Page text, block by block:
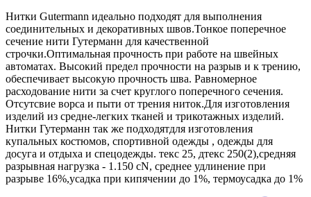
Нитки Gutermann идеально подходят для выполнения
соединительных и декоративных швов.Тонкое поперечное
сечение нити Гутерманн для качественной
строчки.Оптимальная прочность при работе на швейных
автоматах. Высокий предел прочности на разрыв и к трению,
обеспечивает высокую прочность шва. Равномерное
расходование нити за счет круглого поперечного сечения.
Отсутсвие ворса и пыти от трения ниток.Для изготовления
изделий из средне-легких тканей и трикотажных изделий.
Нитки Гутерманн так же подходятдля изготовления
купальных костюмов, спортивной одежды , одежды для
досуга и отдыха и спецодежды. текс 25, дтекс 250(2),средняя
разрывная нагрузка - 1.150 сN, среднее удлинение при
разрыве 16%,усадка при кипячении до 1%, термоусадка до 1%